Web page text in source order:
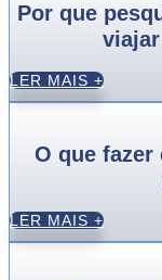
Por que
LER MAIS +
O que
LER MAIS +